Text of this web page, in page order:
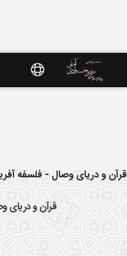
موضوعی - سایت
و دریای وصال - فلسفه
قرآن و دریای وصال -